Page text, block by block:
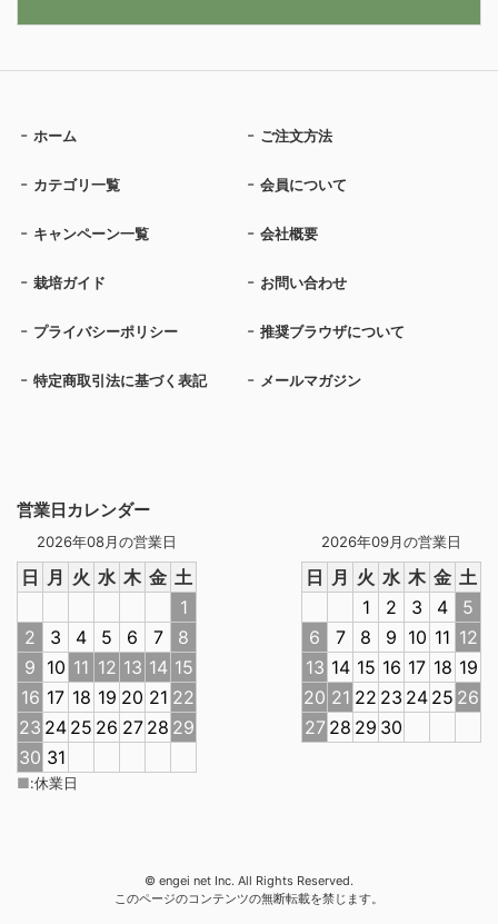
営業日カレンダー
2026年08月の営業日
日 月 火 水 木 金 土
1
2
3 4 5 6 7
8
9 10 11 12 13 14 15
16 17 18 19 20 21 22
23 24 25 26 27 28 29
30 31
2026年09月の営業日
日 月 火 水 木 金 土
1
2 3 4
5
6
7 8 9 10 11 12
13 14 15 16 17 18 19
20 21 22 23 24 25 26
27 28 29 30
■:休業日
ホーム ご注文方法
カテゴリ一覧 会員について
キャンペーン一覧 会社概要
栽培ガイド お問い合わせ
プライバシーポリシー 推奨ブラウザについて
特定商取引法に基づく表記 メールマガジン
© engei net Inc. All Rights Reserved.
このページのコンテンツの無断転載を禁じます。